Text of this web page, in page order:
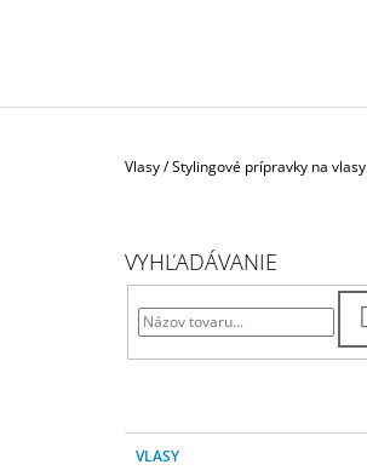
Domov
Vlasy/Stylingové prípravky na vlasy
VYHĽADÁVANIE
kategórie
KVLASY